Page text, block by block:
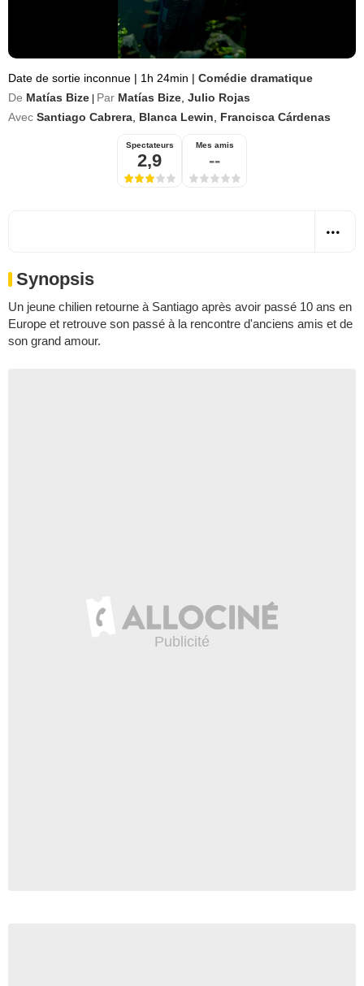
Date de sortie inconnue | 1h 24min | Comédie dramatique
De Matías Bize Par Matías Bize Julio Rojas
Avec Santiago Cabrera Blanca Lewin Francisca Cárdenas
Spectateurs
2,9
Mes amis
--
Synopsis
Un jeune chilien retourne à Santiago après avoir passé 10 ans en
Europe et retrouve son passé à la rencontre d'anciens amis et de
son grand amour.